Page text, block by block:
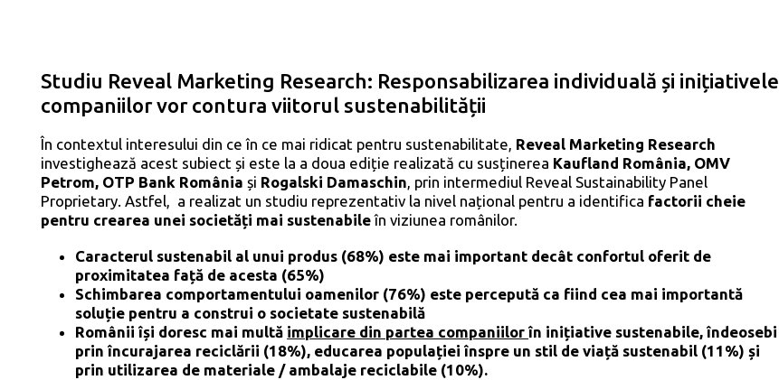
Studiu Reveal Marketing Research: Responsabilizarea individuală și inițiativele
companiilor vor contura viitorul sustenabilității
În contextul interesului din ce în ce mai ridicat pentru sustenabilitate, Reveal Marketing Research
investighează acest subiect și este la a doua ediție realizată cu susținerea Kaufland România, OMV
Petrom, OTP Bank Româniași Rogalski Damaschin, prin intermediul Reveal Sustainability Panel
Proprietary. Astfel, a realizat un studiu reprezentativ la nivel național pentru a identifica factorii cheie
pentru crearea unei societăți mai sustenabileîn viziunea românilor.
Caracterul sustenabil al unui produs (68%) este mai important decât confortul oferit de
proximitatea față de acesta (65%)
Schimbarea comportamentului oamenilor (76%) este percepută ca fiind cea mai importantă
soluție pentru a construi o societate sustenabilă
Românii își doresc mai multă implicare din partea companiilorîn inițiative sustenabile, îndeosebi
prin încurajarea reciclării (18%), educarea populației înspre un stil de viață sustenabil (11%) și
prin utilizarea de materiale / ambalaje reciclabile (10%).